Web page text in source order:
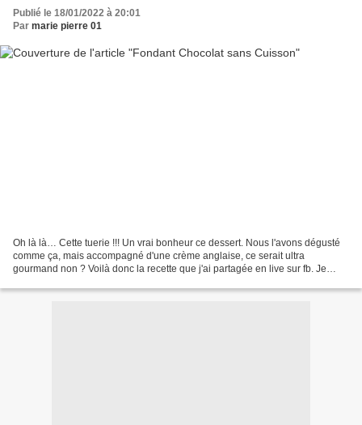
Publié le 18/01/2022 à 20:01
Par marie pierre 01
Oh là là… Cette tuerie !!! Un vrai bonheur ce dessert. Nous l'avons dégusté
comme ça, mais accompagné d'une crème anglaise, ce serait ultra
gourmand non ? Voilà donc la recette que j'ai partagée en live sur fb. Je